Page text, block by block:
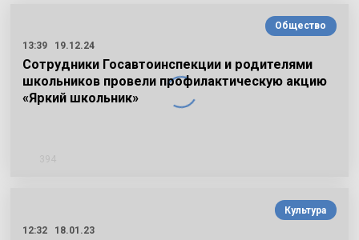
Общество
13:39
19.12.24
Сотрудники Госавтоинспекции и родителями
школьников провели профилактическую акцию
«Яркий школьник»
Культура
12:32
18.01.23